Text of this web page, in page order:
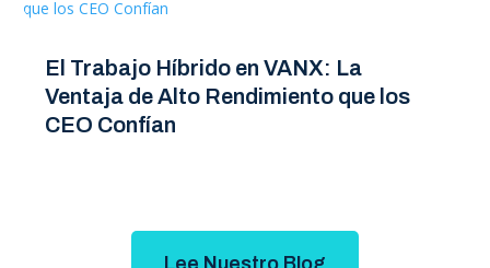
El Trabajo Híbrido en VANX: La
Ventaja de Alto Rendimiento que los
CEO Confían
Lee Nuestro Blog